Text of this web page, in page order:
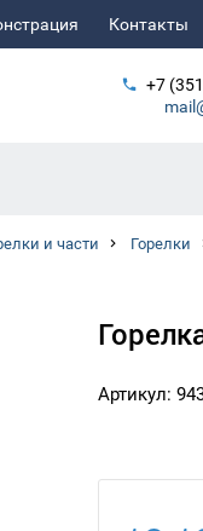
Контакты
+7
и части Горелки
Артикул: